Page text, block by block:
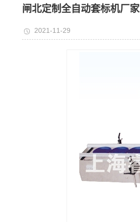
闸北定制全自动套标机厂家
2021-11-29